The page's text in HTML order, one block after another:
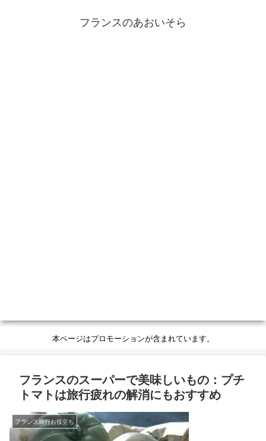
フランスのあおいそら
本ページはプロモーションが含まれています。
フランスのスーパーで美味しいもの：プチ
トマトは旅行疲れの解消にもおすすめ
フランス旅行お役立ち